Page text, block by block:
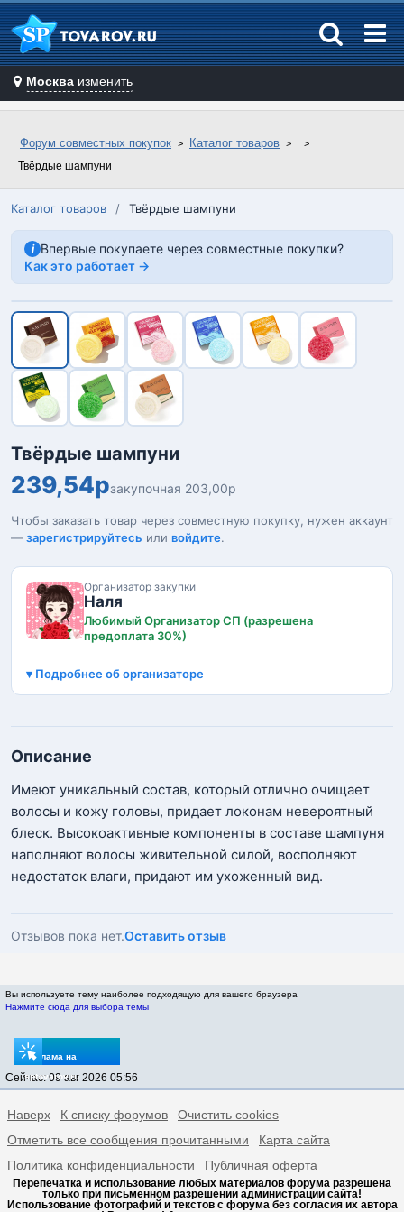
Москва изменить
Форум совместных покупок Каталог товаров
Твёрдые шампуни
Каталог товаров / Твёрдые шампуни
i Впервые покупаете через совместные покупки?
Как это работает →
Твёрдые шампуни
239,54рзакупочная 203,00р
Чтобы заказать товар через совместную покупку, нужен аккаунт
— зарегистрируйтесь или войдите.
Организатор закупки
Наля
Любимый Организатор СП (разрешена
предоплата 30%)
Подробнее об организаторе
Описание
Имеют уникальный состав, который отлично очищает
волосы и кожу головы, придает локонам невероятный
блеск. Высокоактивные компоненты в составе шампуня
наполняют волосы живительной силой, восполняют
недостаток влаги, придают им ухоженный вид.
Отзывов пока нет.Оставить отзыв
Вы используете тему наиболее подходящую для вашего браузера
Нажмите сюда для выбора темы
Реклама на
sptovarov.ru
Сейчас: 09 авг 2026 05:56
Наверх К списку форумов
Очистить cookies
Отметить все сообщения прочитанными
Карта сайта
Политика конфиденциальности
Публичная оферта